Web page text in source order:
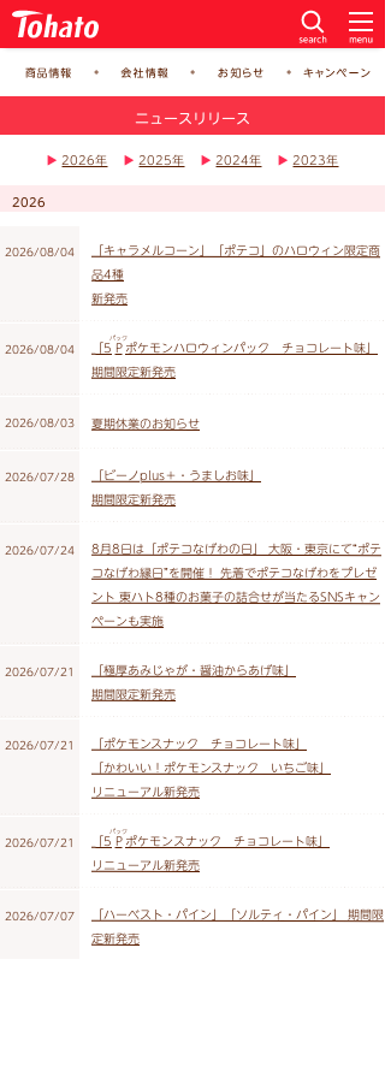
ニュースリリース
▶ 2026年 ▶ 2025年 ▶ 2024年 ▶ 2023年
2026
2026/08/04 「キャラメルコーン」「ポテコ」のハロウィン限定商
品4種
新発売
2026/08/04 「5 P
パック
ポケモンハロウィンパック チョコレート味」
期間限定新発売
2026/08/03 夏期休業のお知らせ
2026/07/28 「ビーノplus＋・うましお味」
期間限定新発売
2026/07/24 8月8日は「ポテコなげわの日」 大阪・東京にて“ポテ
コなげわ縁日”を開催！ 先着でポテコなげわをプレゼ
ント 東ハト8種のお菓子の詰合せが当たるSNSキャン
ペーンも実施
2026/07/21 「極厚あみじゃが・醤油からあげ味」
期間限定新発売
2026/07/21 「ポケモンスナック チョコレート味」
「かわいい！ポケモンスナック いちご味」
リニューアル新発売
2026/07/21 「5 P
パック
ポケモンスナック チョコレート味」
リニューアル新発売
2026/07/07 「ハーベスト・パイン」「ソルティ・パイン」 期間限
定新発売